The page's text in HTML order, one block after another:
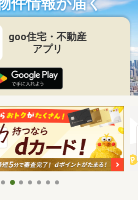
goo住宅・不動産
アプリ